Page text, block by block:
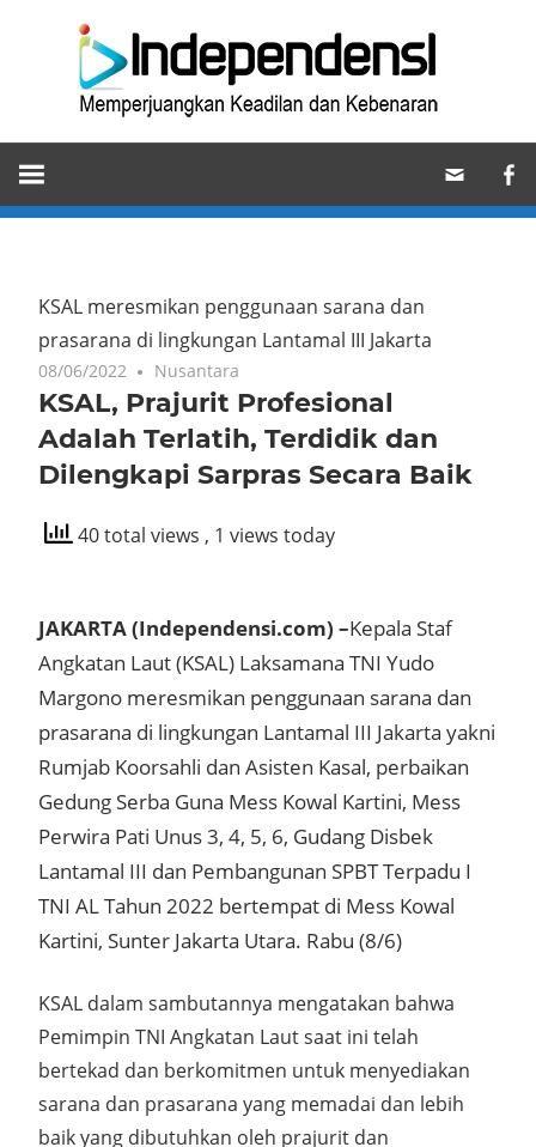
Memperjuangkan
Keadilan
dan
KSAL meresmikan penggunaan sarana dan
prasarana di lingkungan Lantamal III Jakarta
08/06/2022 Nusantara
KSAL, Prajurit Profesional
Adalah Terlatih, Terdidik dan
Dilengkapi Sarpras Secara Baik
40 total views , 1 views today
JAKARTA (Independensi.com) –Kepala Staf
Angkatan Laut (KSAL) Laksamana TNI Yudo
Margono meresmikan penggunaan sarana dan
prasarana di lingkungan Lantamal III Jakarta yakni
Rumjab Koorsahli dan Asisten Kasal, perbaikan
Gedung Serba Guna Mess Kowal Kartini, Mess
Perwira Pati Unus 3, 4, 5, 6, Gudang Disbek
Lantamal III dan Pembangunan SPBT Terpadu I
TNI AL Tahun 2022 bertempat di Mess Kowal
Kartini, Sunter Jakarta Utara. Rabu (8/6)
KSAL dalam sambutannya mengatakan bahwa
Pemimpin TNI Angkatan Laut saat ini telah
bertekad dan berkomitmen untuk menyediakan
sarana dan prasarana yang memadai dan lebih
baik yang dibutuhkan oleh prajurit dan